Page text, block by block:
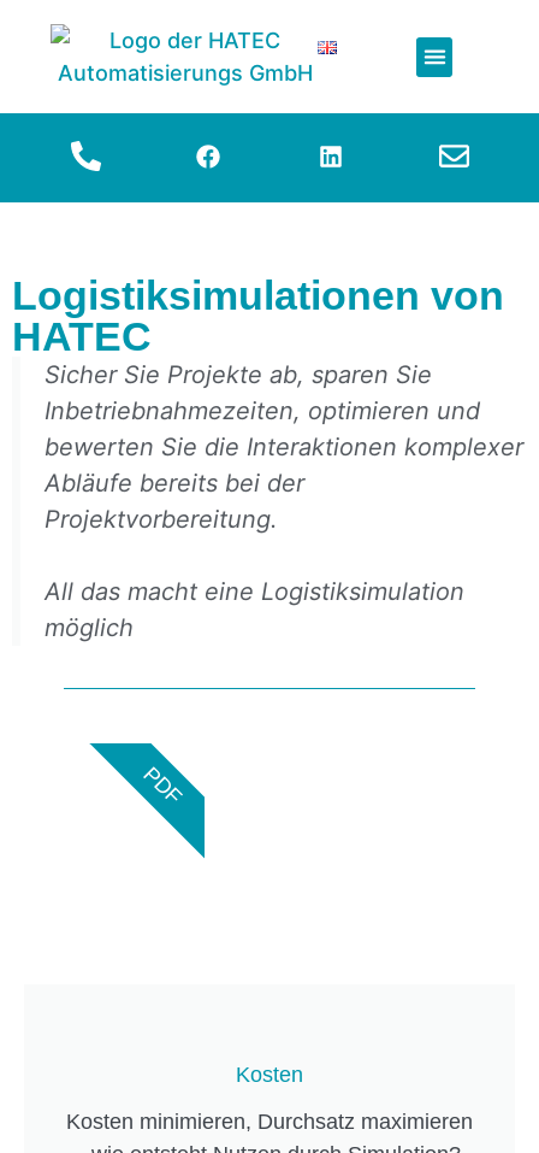
Logistiksimulationen von
HATEC
Sicher Sie Projekte ab, sparen Sie
Inbetriebnahmezeiten, optimieren und
bewerten Sie die Interaktionen komplexer
Abläufe bereits bei der
Projektvorbereitung.
All das macht eine Logistiksimulation
möglich
Kosten
Kosten minimieren, Durchsatz maximieren
PDF